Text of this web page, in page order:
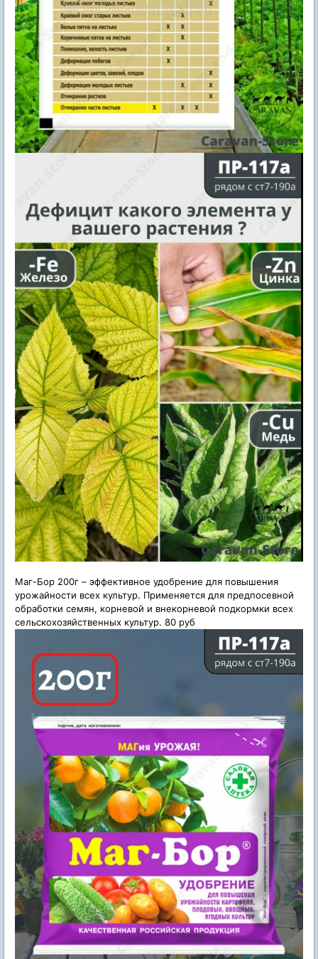
Маг-Бор 200г – эффективное удобрение для повышения
урожайности всех культур. Применяется для предпосевной
обработки семян, корневой и внекорневой подкормки всех
сельскохозяйственных культур. 80 руб